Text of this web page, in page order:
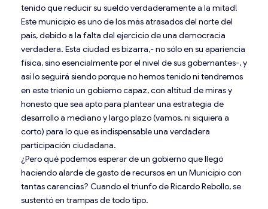
tenido que reducir su sueldo verdaderamente a la mitad!
Este municipio es uno de los más atrasados del norte del
país, debido a la falta del ejercicio de una democracia
verdadera. Esta ciudad es bizarra,- no sólo en su apariencia
física, sino esencialmente por el nivel de sus gobernantes-, y
así lo seguirá siendo porque no hemos tenido ni tendremos
en este trienio un gobierno capaz, con altitud de miras y
honesto que sea apto para plantear una estrategia de
desarrollo a mediano y largo plazo (vamos, ni siquiera a
corto) para lo que es indispensable una verdadera
participación ciudadana.
¿Pero qué podemos esperar de un gobierno que llegó
haciendo alarde de gasto de recursos en un Municipio con
tantas carencias? Cuando el triunfo de Ricardo Rebollo, se
sustentó en trampas de todo tipo.